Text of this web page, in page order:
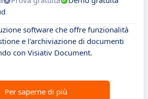
software che offre funzionalità
e l'archiviazione di documenti
con Visiativ Document.
Per saperne di più